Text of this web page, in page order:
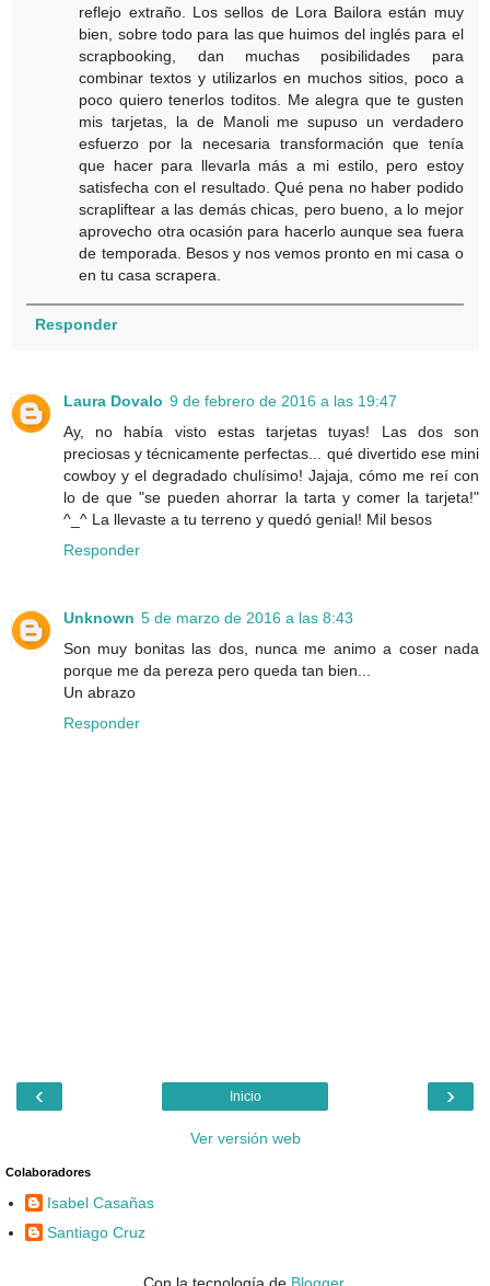
reflejo extraño. Los sellos de Lora Bailora están muy
bien, sobre todo para las que huimos del inglés para el
scrapbooking, dan muchas posibilidades para
combinar textos y utilizarlos en muchos sitios, poco a
poco quiero tenerlos toditos. Me alegra que te gusten
mis tarjetas, la de Manoli me supuso un verdadero
esfuerzo por la necesaria transformación que tenía
que hacer para llevarla más a mi estilo, pero estoy
satisfecha con el resultado. Qué pena no haber podido
scrapliftear a las demás chicas, pero bueno, a lo mejor
aprovecho otra ocasión para hacerlo aunque sea fuera
de temporada. Besos y nos vemos pronto en mi casa o
en tu casa scrapera.
Responder
Laura Dovalo 9 de febrero de 2016 a las 19:47
Ay, no había visto estas tarjetas tuyas! Las dos son
preciosas y técnicamente perfectas... qué divertido ese mini
cowboy y el degradado chulísimo! Jajaja, cómo me reí con
lo de que "se pueden ahorrar la tarta y comer la tarjeta!"
^_^ La llevaste a tu terreno y quedó genial! Mil besos
Responder
Unknown 5 de marzo de 2016 a las 8:43
Son muy bonitas las dos, nunca me animo a coser nada
porque me da pereza pero queda tan bien...
Un abrazo
Responder
‹ ›
Inicio
Ver versión web
Colaboradores
Isabel Casañas
Santiago Cruz